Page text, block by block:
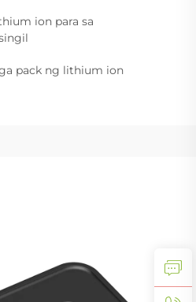
ion para sa
pack ng lithium ion